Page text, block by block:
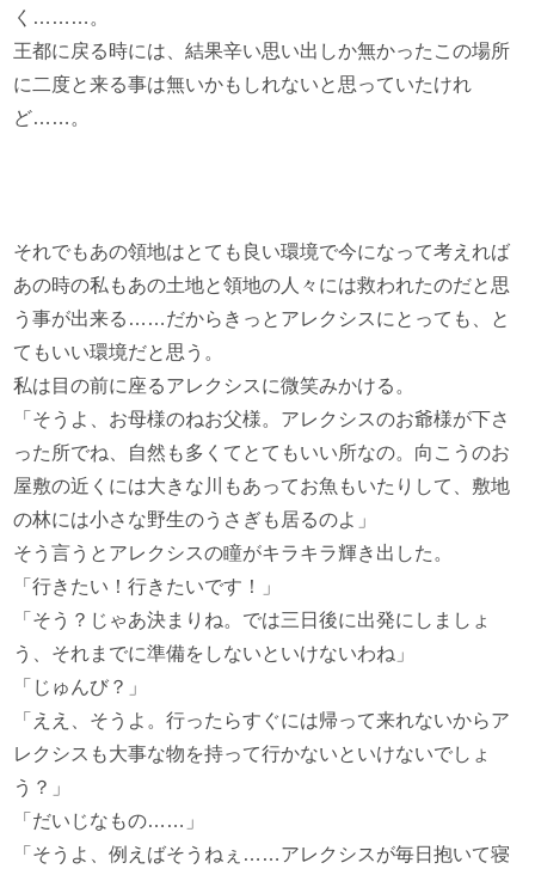
く………。
王都に戻る時には、結果辛い思い出しか無かったこの場所
に二度と来る事は無いかもしれないと思っていたけれ
ど……。
それでもあの領地はとても良い環境で今になって考えれば
あの時の私もあの土地と領地の人々には救われたのだと思
う事が出来る……だからきっとアレクシスにとっても、と
てもいい環境だと思う。
私は目の前に座るアレクシスに微笑みかける。
「そうよ、お母様のねお父様。アレクシスのお爺様が下さ
った所でね、自然も多くてとてもいい所なの。向こうのお
屋敷の近くには大きな川もあってお魚もいたりして、敷地
の林には小さな野生のうさぎも居るのよ」
そう言うとアレクシスの瞳がキラキラ輝き出した。
「行きたい！行きたいです！」
「そう？じゃあ決まりね。では三日後に出発にしましょ
う、それまでに準備をしないといけないわね」
「じゅんび？」
「ええ、そうよ。行ったらすぐには帰って来れないからア
レクシスも大事な物を持って行かないといけないでしょ
う？」
「だいじなもの……」
「そうよ、例えばそうねぇ……アレクシスが毎日抱いて寝